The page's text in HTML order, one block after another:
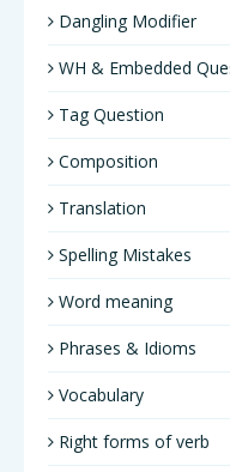
Dangling Modifier
WH & Embedded
Tag Question
Composition
Translation
Spelling Mistakes
Word meaning
Phrases & Idioms
Vocabulary
Right forms of verb